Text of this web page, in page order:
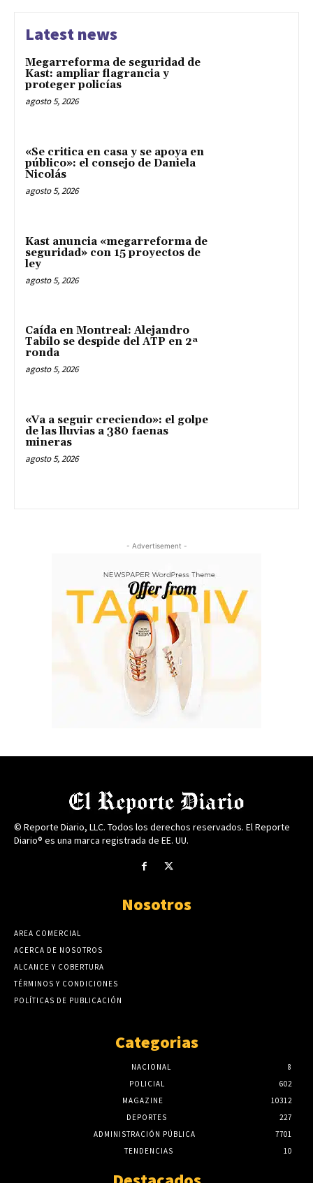
Latest news
Megarreforma de seguridad de
Kast: ampliar flagrancia y
proteger policías
agosto 5, 2026
«Se critica en casa y se apoya en
público»: el consejo de Daniela
Nicolás
agosto 5, 2026
Kast anuncia «megarreforma de
seguridad» con 15 proyectos de
ley
agosto 5, 2026
Caída en Montreal: Alejandro
Tabilo se despide del ATP en 2ª
ronda
agosto 5, 2026
«Va a seguir creciendo»: el golpe
de las lluvias a 380 faenas
mineras
agosto 5, 2026
- Advertisement -
© Reporte Diario, LLC. Todos los derechos reservados. El Reporte
Diario® es una marca registrada de EE. UU.
Nosotros
AREA COMERCIAL
ACERCA DE NOSOTROS
ALCANCE Y COBERTURA
TÉRMINOS Y CONDICIONES
POLÍTICAS DE PUBLICACIÓN
Categorias
NACIONAL
8
POLICIAL
602
MAGAZINE
10312
DEPORTES
227
ADMINISTRACIÓN PÚBLICA
7701
TENDENCIAS
10